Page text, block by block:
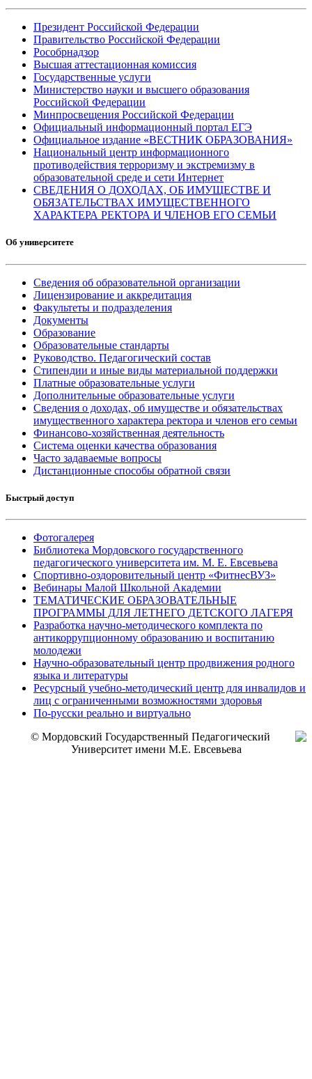
Президент Российской Федерации
Правительство Российской Федерации
Рособрнадзор
Высшая аттестационная комиссия
Государственные услуги
Министерство науки и высшего образования
Российской Федерации
Минпросвещения Российской Федерации
Официальный информационный портал ЕГЭ
Официальное издание «ВЕСТНИК ОБРАЗОВАНИЯ»
Национальный центр информационного
противодействия терроризму и экстремизму в
образовательной среде и сети Интернет
СВЕДЕНИЯ О ДОХОДАХ, ОБ ИМУЩЕСТВЕ И
ОБЯЗАТЕЛЬСТВАХ ИМУЩЕСТВЕННОГО
ХАРАКТЕРА РЕКТОРА И ЧЛЕНОВ ЕГО СЕМЬИ
Об университете
Сведения об образовательной организации
Лицензирование и аккредитация
Факультеты и подразделения
Документы
Образование
Образовательные стандарты
Руководство. Педагогический состав
Стипендии и иные виды материальной поддержки
Платные образовательные услуги
Дополнительные образовательные услуги
Сведения о доходах, об имуществе и обязательствах
имущественного характера ректора и членов его семьи
Финансово-хозяйственная деятельность
Система оценки качества образования
Часто задаваемые вопросы
Дистанционные способы обратной связи
Быстрый доступ
Фотогалерея
Библиотека Мордовского государственного
педагогического университета им. М. Е. Евсевьева
Спортивно-оздоровительный центр «ФитнесВУЗ»
Вебинары Малой Школьной Академии
ТЕМАТИЧЕСКИЕ ОБРАЗОВАТЕЛЬНЫЕ
ПРОГРАММЫ ДЛЯ ЛЕТНЕГО ДЕТСКОГО ЛАГЕРЯ
Разработка научно-методического комплекта по
антикоррупционному образованию и воспитанию
молодежи
Научно-образовательный центр продвижения родного
языка и литературы
Ресурсный учебно-методический центр для инвалидов и
лиц с ограниченными возможностями здоровья
По-русски реально и виртуально
© Мордовский Государственный Педагогический
Университет имени М.Е. Евсевьева